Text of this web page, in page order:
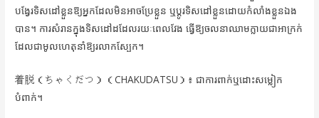
បង្វែរទិសដៅខ្លួនឱ្យអ្នកដែលមិនអាចប្រែខ្លួន ឬប្ដូរទិសដៅខ្លួនដោយកំលាំងខ្លួនឯង
បាន។ ការសំរានក្នុងទិសដៅដដែលរយៈពេលវែង ធ្វើឱ្យចលនាឈាមក្លាយជាអាក្រក់
ដែលជាមូលហេតុនាំឱ្យរលាកស្បែក។
着脱（ちゃくだつ）（CHAKUDATSU）៖ ជាការពាក់ឬដោះសម្លៀក
បំពាក់។